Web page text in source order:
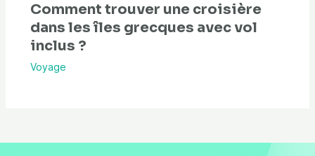
Comment trouver une croisière
dans les îles grecques avec vol
inclus ?
Voyage